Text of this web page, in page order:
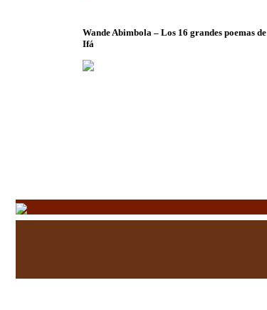
Wande Abimbola – Los 16 grandes poemas de
Ifá